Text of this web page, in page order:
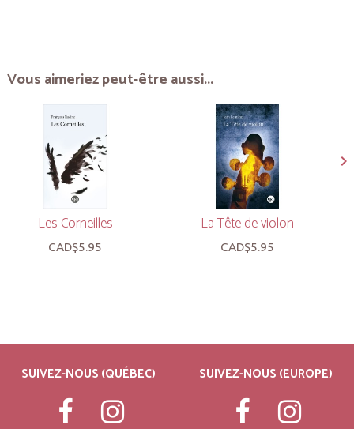
Vous aimeriez peut-être aussi...
Les Corneilles
CAD$5.95
La Tête de violon
CAD$5.95
SUIVEZ-NOUS (QUÉBEC) SUIVEZ-NOUS (EUROPE)